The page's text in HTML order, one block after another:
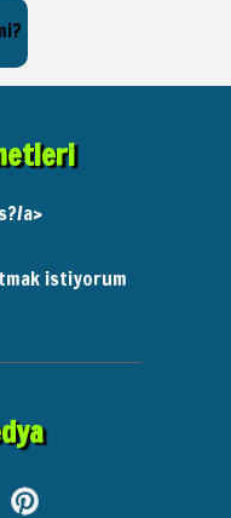
a>
istiyorum